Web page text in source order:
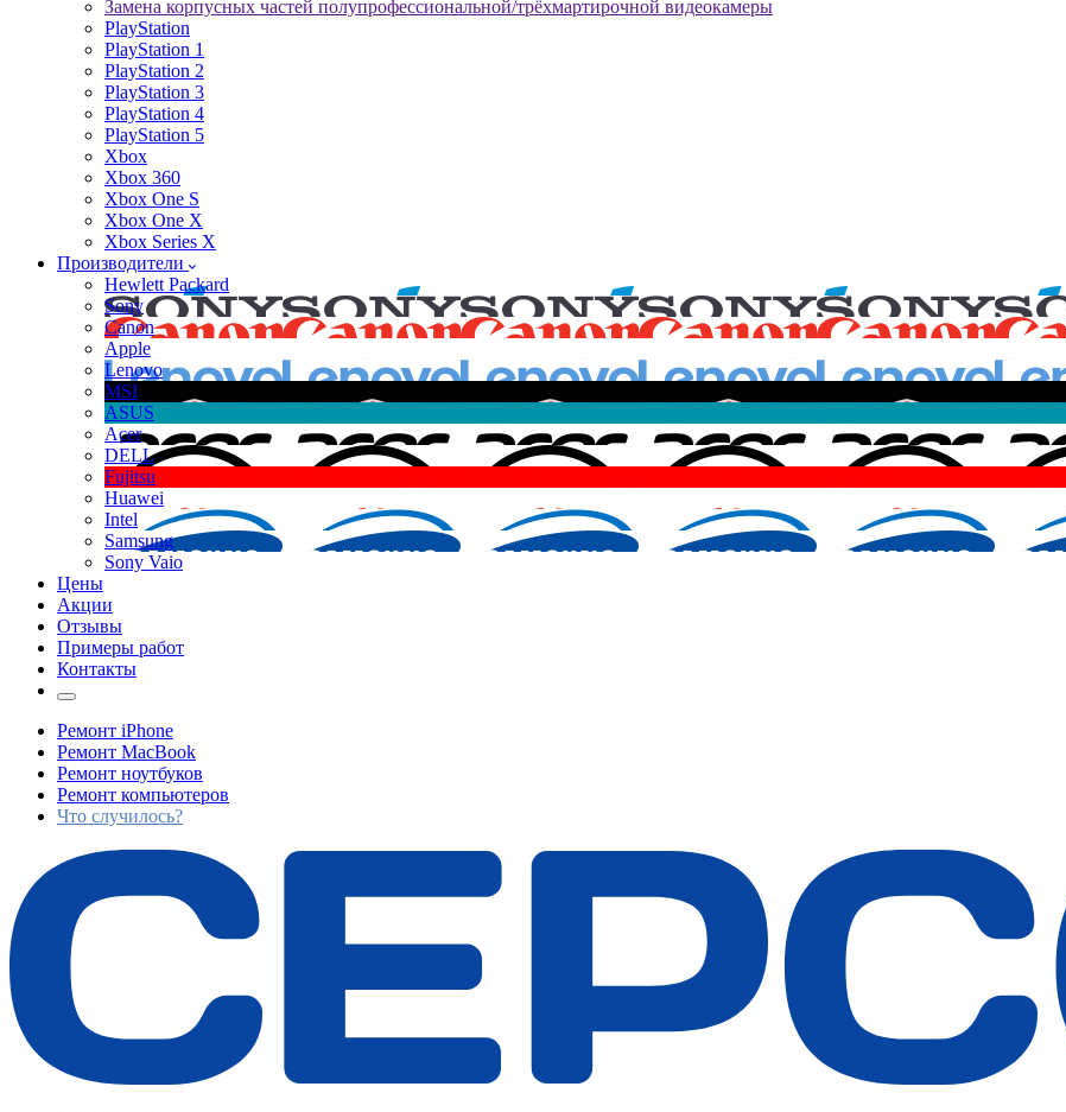
Замена корпусных частей полупрофессиональной/трёхмартирочной видеокамеры
PlayStation
PlayStation 1
PlayStation 2
PlayStation 3
PlayStation 4
PlayStation 5
Xbox
Xbox 360
Xbox One S
Xbox One X
Xbox Series X
Производители
Hewlett Packard
Sony
Canon
Apple
Lenovo
MSI
ASUS
Acer
DELL
Fujitsu
Huawei
Intel
Samsung
Sony Vaio
Цены
Акции
Отзывы
Примеры работ
Контакты
Ремонт iPhone
Ремонт MacBook
Ремонт ноутбуков
Ремонт компьютеров
Что случилось?